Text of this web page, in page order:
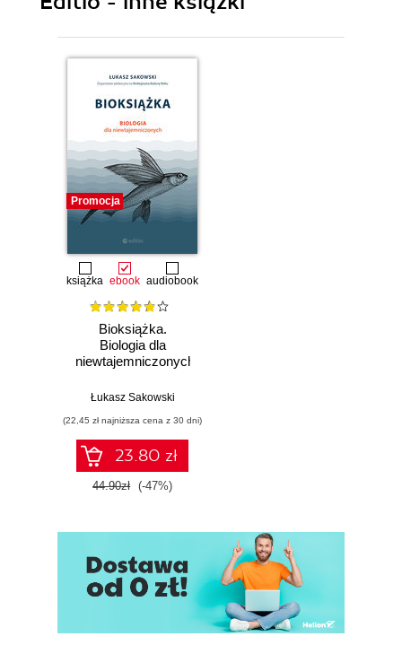
7. Blaise Pascal (51)
8. Naśladowczy kraj (57)
9. Libro del cielo y del infierno (Księga nieba i
piekła) święty Tomasz, Talmud (65)
10. Liberalizm i nacjonalizm (75)
11. Emerson - Whitman (83)
12. Stoicyzm (91)
13. Jezus Chrystus (101)
14. Pochwała przyjaźni (111)
15. Paul Valéry (117)
18. Pustynia, równina (139)
19. Adolfo Bioy Casares (147)
22. Krytyka filmowa (171)
23. Kolejna rozmowa o Groussacu (179)
24. Humanistyka w niebezpieczeństwie (187)
Promocja
książka ebook audiobook
Bioksiążka.
Biologia dla
niewtajemniczonych
Łukasz Sakowski
(22,45 zł najniższa cena z 30 dni)
23.80 zł
44.90zł (-47%)